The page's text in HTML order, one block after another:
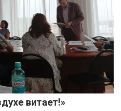
витает!»